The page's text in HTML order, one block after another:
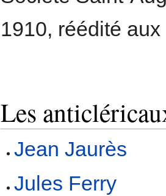
1910, réédité aux
Les
Jean Jaurès
Jules Ferry